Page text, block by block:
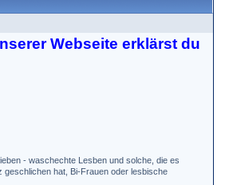
Webseite erklärst du
- waschechte Lesben und solche, die es
geschlichen hat, Bi-Frauen oder lesbische